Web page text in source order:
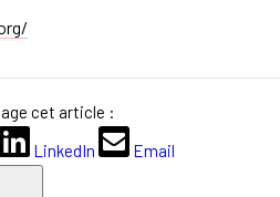
cet article :
LinkedIn Email